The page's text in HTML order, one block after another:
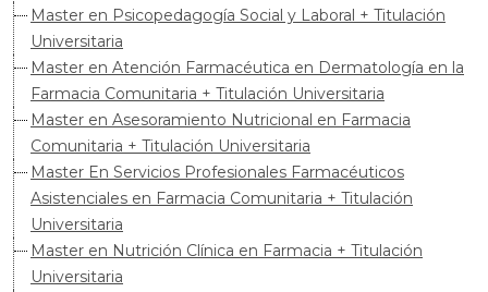
Master en Psicopedagogía Social y Laboral + Titulación
Universitaria
Master en Atención Farmacéutica en Dermatología en la
Farmacia Comunitaria + Titulación Universitaria
Master en Asesoramiento Nutricional en Farmacia
Comunitaria + Titulación Universitaria
Master En Servicios Profesionales Farmacéuticos
Asistenciales en Farmacia Comunitaria + Titulación
Universitaria
Master en Nutrición Clínica en Farmacia + Titulación
Universitaria